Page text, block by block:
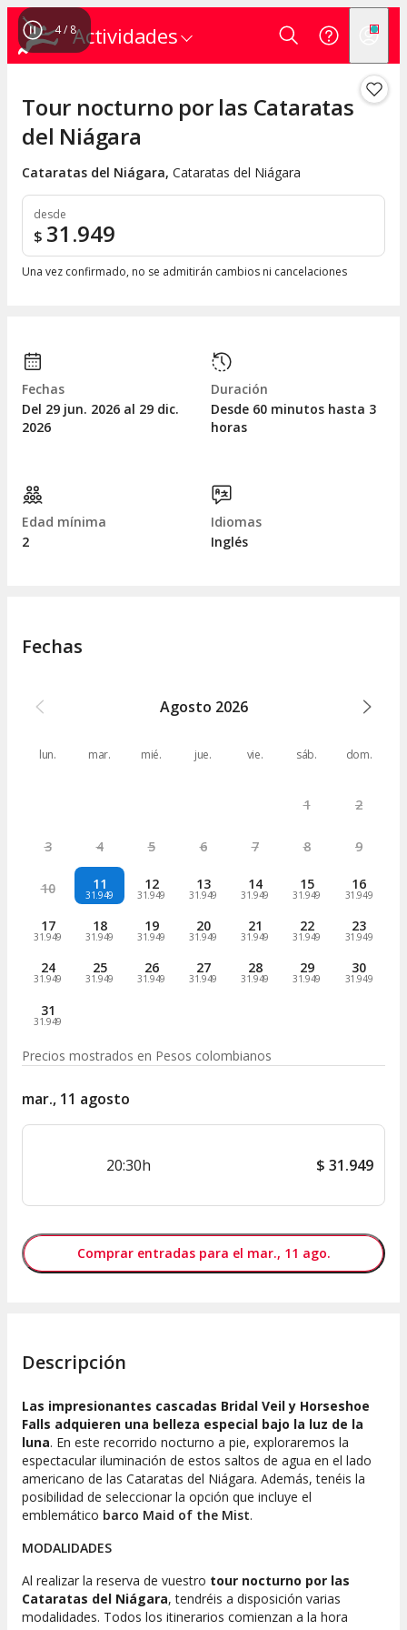
Actividades
4/ 8
Tour nocturno por las Cataratas
del Niágara
Cataratas del Niágara, Cataratas del Niágara
desde
$ 31.949
Una vez confirmado, no se admitirán cambios ni cancelaciones
Fechas
Del 29 jun. 2026 al 29 dic.
2026
Duración
Desde 60 minutos hasta 3
horas
Edad mínima
2
Idiomas
Inglés
Fechas
Agosto 2026
lun. mar. mié. jue. vie. sáb. dom.
1 2
3 4 5 6 7 8 9
10 11
31.949
12
31.949
13
31.949
14
31.949
15
31.949
16
31.949
17
31.949
18
31.949
19
31.949
20
31.949
21
31.949
22
31.949
23
31.949
24
31.949
25
31.949
26
31.949
27
31.949
28
31.949
29
31.949
30
31.949
31
31.949
Precios mostrados en Pesos colombianos
mar., 11 agosto
20:30h $ 31.949
Comprar entradas para el mar., 11 ago.
Descripción
Las impresionantes cascadas Bridal Veil y Horseshoe
Falls adquieren una belleza especial bajo la luz de la
luna. En este recorrido nocturno a pie, exploraremos la
espectacular iluminación de estos saltos de agua en el lado
americano de las Cataratas del Niágara. Además, tenéis la
posibilidad de seleccionar la opción que incluye el
emblemático barco Maid of the Mist.
MODALIDADES
Al realizar la reserva de vuestro tour nocturno por las
Cataratas del Niágara, tendréis a disposición varias
modalidades. Todos los itinerarios comienzan a la hora